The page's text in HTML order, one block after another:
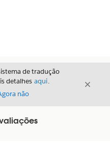
de tradução
detalhes aqui.
não
Fechar